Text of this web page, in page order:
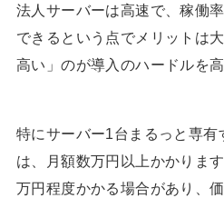
法人サーバーは高速で、稼働
できるという点でメリットは
高い」のが導入のハードルを
特にサーバー1台まるっと専有
は、月額数万円以上かかりま
万円程度かかる場合があり、